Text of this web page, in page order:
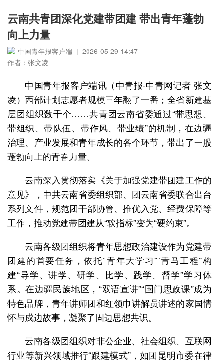
云南共青团深化党建带团建 带出青年蓬勃
向上力量
中国青年报客户端 | 2026-05-29 14:47
作者：张文凌
中国青年报客户端讯（中青报·中青网记者 张文
凌）西部计划志愿者规模三年翻了一番；全省新建基
层团组织数千个……共青团云南省委通过“带思想、
带组织、带队伍、带作风、带业绩”的机制，在边疆
治理、产业发展和青年成长的各个环节，带出了一股
蓬勃向上的青春力量。
云南深入贯彻落实《关于加强党建带团建工作的
意见》，中共云南省委组织部、团云南省委联合出台
系列文件，规范团干部协管、推优入党、经费保障等
工作，推动党建带团建从“软指标”变为“硬约束”。
云南各级团组织将青年思想政治建设作为党建带
团建的首要任务，依托“青年大学习”“青马工程”构
建“导学、讲学、研学、比学、践学、督学”学习体
系。在边疆民族地区，“双语宣讲”“国门思政课”成为
特色品牌，青年讲师团和红领巾讲解员讲述的家国情
怀与戍边故事，凝聚了固边思想共识。
云南各级团组织对非公企业、社会组织、互联网
行业等新兴领域推行“跟建模式”，如团昆明市委在律